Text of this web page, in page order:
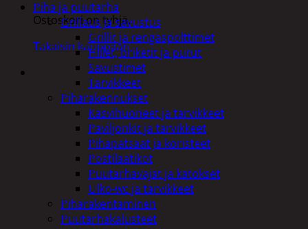
Ostoskori on tyhjä.
Takaisin kauppaan
Piha ja puutarha
Grillaus ja savustus
Grillit ja rengaspolttimet
Hiilet, briketit ja purut
Savustimet
Tarvikkeet
Piharakennukset
Kasvihuoneet ja tarvikkeet
Paviljonkit ja tarvikkeet
Pihapatsaat ja koristeet
Postilaatikot
Puutarhavajat ja katokset
Ulko-wc ja tarvikkeet
Piharakentaminen
Puutarhakalusteet